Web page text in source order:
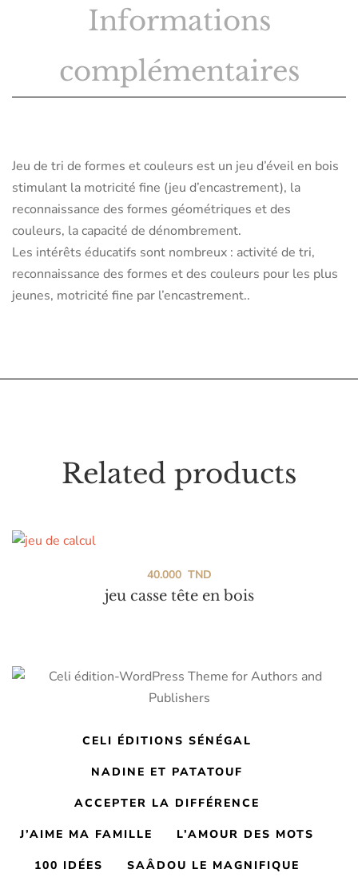
Informations
complémentaires
Jeu de tri de formes et couleurs est un jeu d’éveil en bois
stimulant la motricité fine (jeu d’encastrement), la
reconnaissance des formes géométriques et des
couleurs, la capacité de dénombrement.
Les intérêts éducatifs sont nombreux : activité de tri,
reconnaissance des formes et des couleurs pour les plus
jeunes, motricité fine par l’encastrement..
Related products
jeu casse tête en bois
40.000 TND
CELI ÉDITIONS SÉNÉGAL
NADINE ET PATATOUF
ACCEPTER LA DIFFÉRENCE
J’AIME MA FAMILLE L’AMOUR DES MOTS
100 IDÉES SAÂDOU LE MAGNIFIQUE